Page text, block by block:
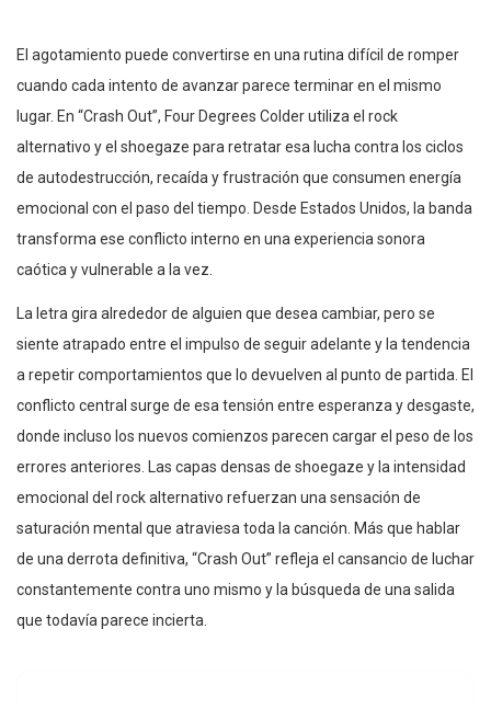
El agotamiento puede convertirse en una rutina difícil de romper
cuando cada intento de avanzar parece terminar en el mismo
lugar. En “Crash Out”, Four Degrees Colder utiliza el rock
alternativo y el shoegaze para retratar esa lucha contra los ciclos
de autodestrucción, recaída y frustración que consumen energía
emocional con el paso del tiempo. Desde Estados Unidos, la banda
transforma ese conflicto interno en una experiencia sonora
caótica y vulnerable a la vez.
La letra gira alrededor de alguien que desea cambiar, pero se
siente atrapado entre el impulso de seguir adelante y la tendencia
a repetir comportamientos que lo devuelven al punto de partida. El
conflicto central surge de esa tensión entre esperanza y desgaste,
donde incluso los nuevos comienzos parecen cargar el peso de los
errores anteriores. Las capas densas de shoegaze y la intensidad
emocional del rock alternativo refuerzan una sensación de
saturación mental que atraviesa toda la canción. Más que hablar
de una derrota definitiva, “Crash Out” refleja el cansancio de luchar
constantemente contra uno mismo y la búsqueda de una salida
que todavía parece incierta.